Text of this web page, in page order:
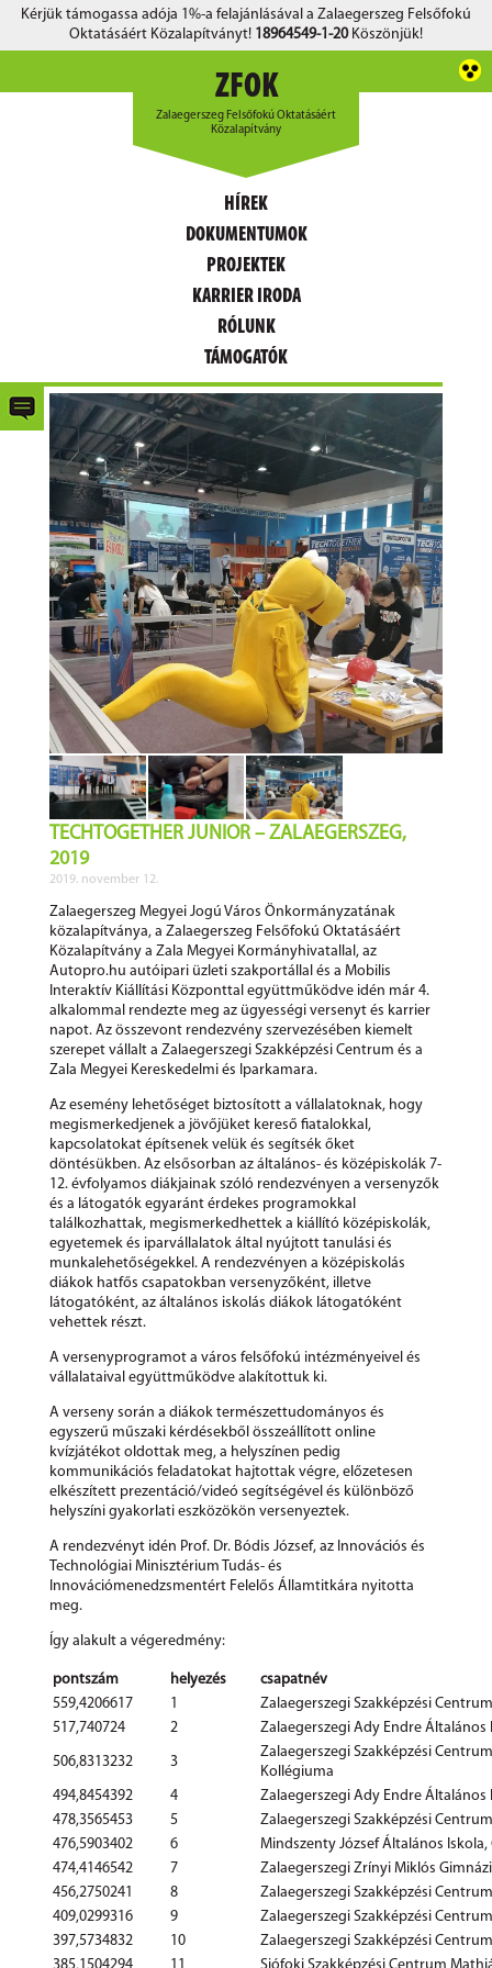
Kérjük támogassa adója 1%-a felajánlásával a Zalaegerszeg Felsőfokú
Oktatásáért Közalapítványt! 18964549-1-20Köszönjük!
ZFOK
Zalaegerszeg Felsőfokú Oktatásáért
Közalapítvány
HÍREK
DOKUMENTUMOK
PROJEKTEK
KARRIER IRODA
RÓLUNK
TÁMOGATÓK
TECHTOGETHER JUNIOR – ZALAEGERSZEG,
2019
2019. november 12.
Zalaegerszeg Megyei Jogú Város Önkormányzatának
közalapítványa, a Zalaegerszeg Felsőfokú Oktatásáért
Közalapítvány a Zala Megyei Kormányhivatallal, az
Autopro.hu autóipari üzleti szakportállal és a Mobilis
Interaktív Kiállítási Központtal együttműködve idén már 4.
alkalommal rendezte meg az ügyességi versenyt és karrier
napot. Az összevont rendezvény szervezésében kiemelt
szerepet vállalt a Zalaegerszegi Szakképzési Centrum és a
Zala Megyei Kereskedelmi és Iparkamara.
Az esemény lehetőséget biztosított a vállalatoknak, hogy
megismerkedjenek a jövőjüket kereső fiatalokkal,
kapcsolatokat építsenek velük és segítsék őket
döntésükben. Az elsősorban az általános- és középiskolák 7-
12. évfolyamos diákjainak szóló rendezvényen a versenyzők
és a látogatók egyaránt érdekes programokkal
találkozhattak, megismerkedhettek a kiállító középiskolák,
egyetemek és iparvállalatok által nyújtott tanulási és
munkalehetőségekkel. A rendezvényen a középiskolás
diákok hatfős csapatokban versenyzőként, illetve
látogatóként, az általános iskolás diákok látogatóként
vehettek részt.
A versenyprogramot a város felsőfokú intézményeivel és
vállalataival együttműködve alakítottuk ki.
A verseny során a diákok természettudományos és
egyszerű műszaki kérdésekből összeállított online
kvízjátékot oldottak meg, a helyszínen pedig
kommunikációs feladatokat hajtottak végre, előzetesen
elkészített prezentáció/videó segítségével és különböző
helyszíni gyakorlati eszközökön versenyeztek.
A rendezvényt idén Prof. Dr. Bódis József, az Innovációs és
Technológiai Minisztérium Tudás- és
Innovációmenedzsmentért Felelős Államtitkára nyitotta
meg.
Így alakult a végeredmény:
pontszám helyezés
csapatnév
559,4206617
1
Zalaegerszegi Szakképzési
517,740724
2 Zalaegerszegi Ady Endre Általános
506,8313232 3
Zalaegerszegi Szakképzési
Kollégiuma
494,8454392
4
Zalaegerszegi Ady Endre Általános
478,3565453
5
Zalaegerszegi Szakképzési
476,5903402
6
Mindszenty József Általános
474,4146542
7
Zalaegerszegi Zrínyi Miklós
456,2750241
8
Zalaegerszegi Szakképzési
409,0299316
9
Zalaegerszegi Szakképzési
397,5734832
10
Zalaegerszegi Szakképzési